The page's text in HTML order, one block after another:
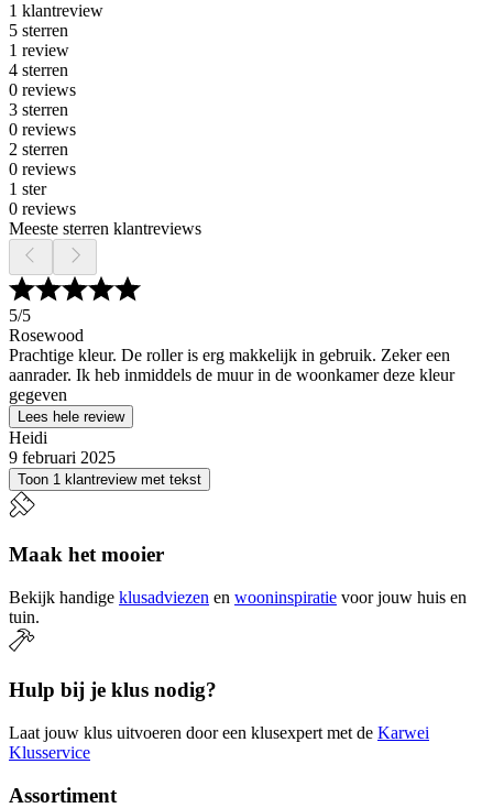
1 klantreview
5 sterren
1 review
4 sterren
0 reviews
3 sterren
0 reviews
2 sterren
0 reviews
1 ster
0 reviews
Meeste sterren klantreviews
5/5
Rosewood
Prachtige kleur. De roller is erg makkelijk in gebruik. Zeker een
aanrader. Ik heb inmiddels de muur in de woonkamer deze kleur
gegeven
Lees hele review
Heidi
9 februari 2025
Toon 1 klantreview met tekst
Maak het mooier
Bekijk handige klusadviezen en wooninspiratie voor jouw huis en
tuin.
Hulp bij je klus nodig?
Laat jouw klus uitvoeren door een klusexpert met de Karwei
Klusservice
Assortiment